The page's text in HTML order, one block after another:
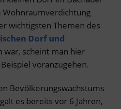
Wohnraumverdichtung
wichtigsten Themen des
Dorf und
war, scheint man hier
voranzugehen.
Bevölkerungswachstums
es bereits vor 6 Jahren,